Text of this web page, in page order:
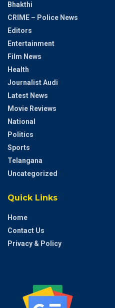
Bhakthi
CRIME – Police News
Editors
Entertainment
Film News
Health
Journalist Audi
Latest News
Movie Reviews
National
Politics
Sports
Telangana
Uncategorized
Quick Links
Home
Contact Us
Privacy & Policy